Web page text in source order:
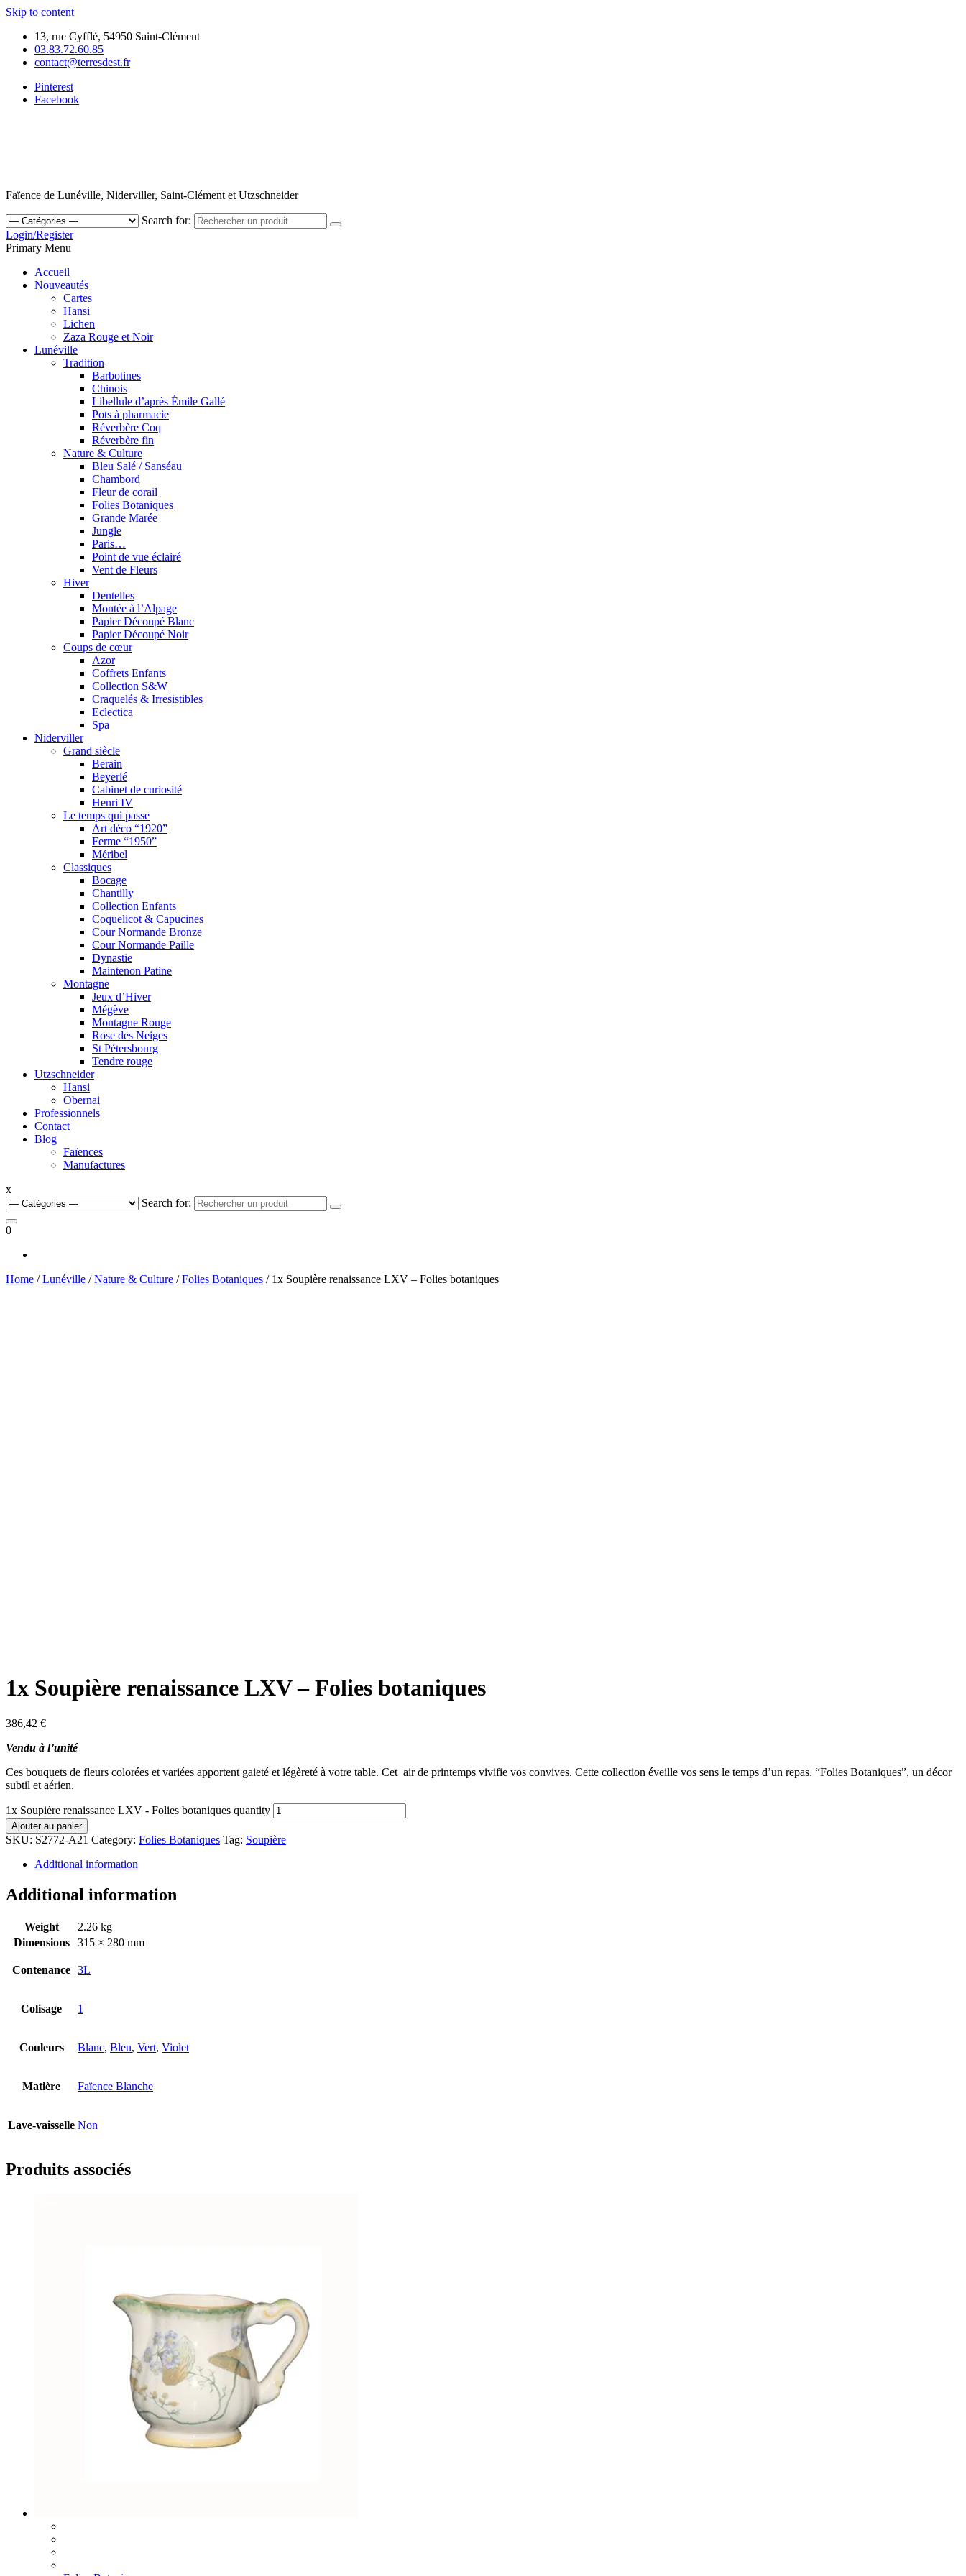
Skip to content
13, rue Cyfflé, 54950 Saint-Clément
03.83.72.60.85
contact@terresdest.fr
Pinterest
Facebook
Faïence de Lunéville, Niderviller, Saint-Clément et Utzschneider
Search for:
Login/Register
Primary Menu
Accueil
Nouveautés
Cartes
Hansi
Lichen
Zaza Rouge et Noir
Lunéville
Tradition
Barbotines
Chinois
Libellule d’après Émile Gallé
Pots à pharmacie
Réverbère Coq
Réverbère fin
Nature & Culture
Bleu Salé / Sanséau
Chambord
Fleur de corail
Folies Botaniques
Grande Marée
Jungle
Paris…
Point de vue éclairé
Vent de Fleurs
Hiver
Dentelles
Montée à l’Alpage
Papier Découpé Blanc
Papier Découpé Noir
Coups de cœur
Azor
Coffrets Enfants
Collection S&W
Craquelés & Irresistibles
Eclectica
Spa
Niderviller
Grand siècle
Berain
Beyerlé
Cabinet de curiosité
Henri IV
Le temps qui passe
Art déco “1920”
Ferme “1950”
Méribel
Classiques
Bocage
Chantilly
Collection Enfants
Coquelicot & Capucines
Cour Normande Bronze
Cour Normande Paille
Dynastie
Maintenon Patine
Montagne
Jeux d’Hiver
Mégève
Montagne Rouge
Rose des Neiges
St Pétersbourg
Tendre rouge
Utzschneider
Hansi
Obernai
Professionnels
Contact
Blog
Faïences
Manufactures
x
Search for:
0
Home /Lunéville /Nature & Culture /Folies Botaniques / 1x Soupière renaissance LXV – Folies botaniques
1x Soupière renaissance LXV – Folies botaniques
386,42 €
Vendu à l’unité
Ces bouquets de fleurs colorées et variées apportent gaieté et légèreté à votre table. Cet air de printemps vivifie vos convives. Cette collection éveille vos sens le temps d’un repas. “Folies Botaniques”, un décor
subtil et aérien.
1x Soupière renaissance LXV - Folies botaniques quantity
Ajouter au panier
SKU: S2772-A21 Category: Folies Botaniques Tag: Soupière
Additional information
Additional information
Weight
2.26 kg
Dimensions
315 × 280 mm
Contenance 3L
Colisage 1
Couleurs Blanc, Bleu, Vert, Violet
Matière Faïence Blanche
Lave-vaisselle Non
Produits associés